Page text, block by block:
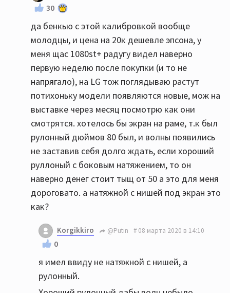
30
да бенкью с этой калибровкой вообще
молодцы, и цена на 20к дешевле эпсона, у
меня щас 1080st+ радугу видел наверно
первую неделю после покупки (и то не
напрягало), на LG тож поглядываю растут
потихоньку модели появляются новые, мож на
выставке через месяц посмотрю как они
смотрятся. хотелось бы экран на раме, т.к был
рулонный дюймов 80 был, и волны появились
не заставив себя долго ждать, если хороший
руллоный с боковым натяжением, то он
наверно денег стоит тыщ от 50 а это для меня
дороговато. а натяжной с нишей под экран это
как?
Korgikkiro @Putin 08 марта 2020 в 14:10
0
я имел ввиду не натяжной с нишей, а
рулонный.